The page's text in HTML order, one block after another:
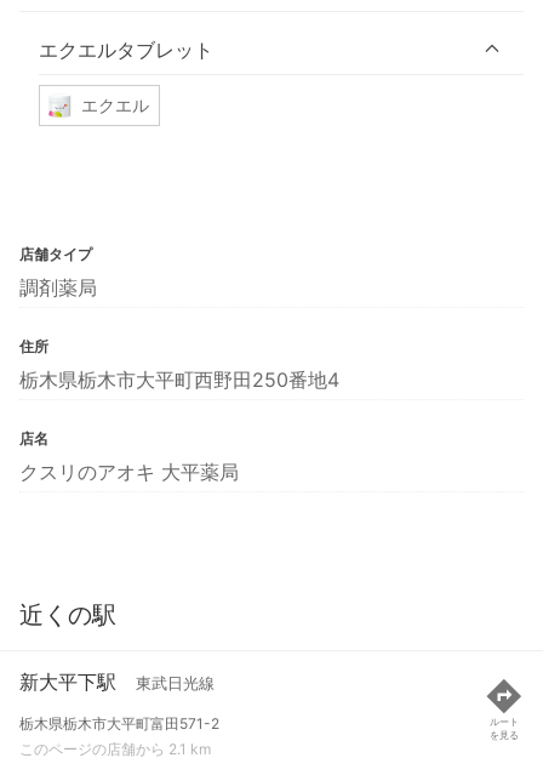
エクエルタブレット
エクエル
店舗タイプ
調剤薬局
住所
栃木県栃木市大平町西野田250番地4
店名
クスリのアオキ 大平薬局
近くの駅
新大平下駅 東武日光線
栃木県栃木市大平町富田571-2
このページの店舗から 2.1 km
ルート
を見る